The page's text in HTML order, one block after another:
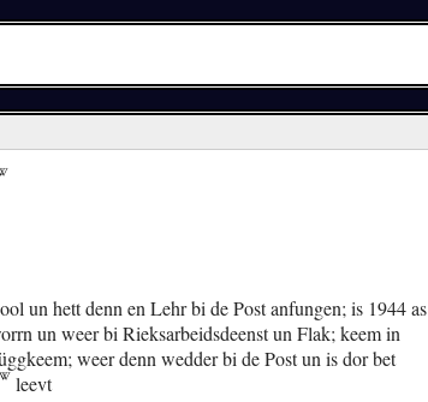
un hett denn en Lehr bi de Post anfungen; is 1944 as
un weer bi Rieksarbeidsdeenst un Flak; keem in
weer denn wedder bi de Post un is dor bet
leevt